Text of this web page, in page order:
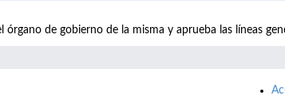
órgano de gobierno de la misma y aprueba las líneas